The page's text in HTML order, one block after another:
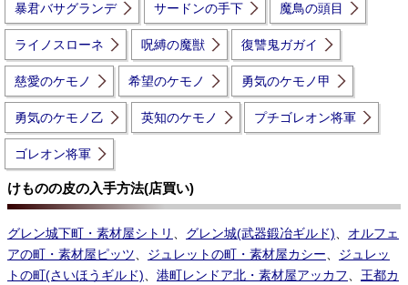
暴君バサグランデ サードンの手下 魔鳥の頭目
ライノスローネ 呪縛の魔獣 復讐鬼ガガイ
慈愛のケモノ 希望のケモノ 勇気のケモノ甲
勇気のケモノ乙 英知のケモノ プチゴレオン将軍
ゴレオン将軍
けものの皮の入手方法(店買い)
グレン城下町・素材屋シトリ グレン城(武器鍛冶ギルド)
オルフェ
アの町・素材屋ピッツ
ジュレットの町・素材屋カシー
ジュレッ
トの町(さいほうギルド)
港町レンドア北・素材屋アッカフ
王都カ